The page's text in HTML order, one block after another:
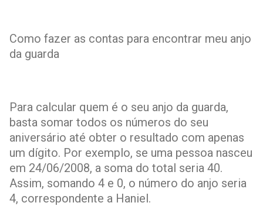
Como fazer as contas para encontrar meu anjo
da guarda
Para calcular quem é o seu anjo da guarda,
basta somar todos os números do seu
aniversário até obter o resultado com apenas
um dígito. Por exemplo, se uma pessoa nasceu
em 24/06/2008, a soma do total seria 40.
Assim, somando 4 e 0, o número do anjo seria
4, correspondente a Haniel.